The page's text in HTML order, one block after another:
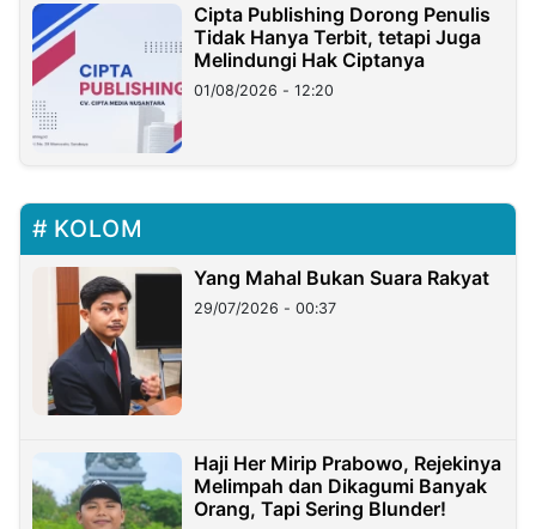
Cipta Publishing Dorong Penulis
Tidak Hanya Terbit, tetapi Juga
Melindungi Hak Ciptanya
01/08/2026 - 12:20
KOLOM
Yang Mahal Bukan Suara Rakyat
29/07/2026 - 00:37
Haji Her Mirip Prabowo, Rejekinya
Melimpah dan Dikagumi Banyak
Orang, Tapi Sering Blunder!